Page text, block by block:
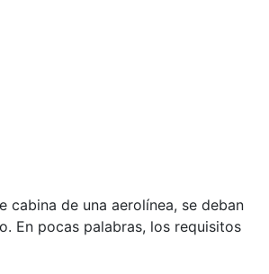
de una aerolínea, se deban
En pocas palabras, los requisitos